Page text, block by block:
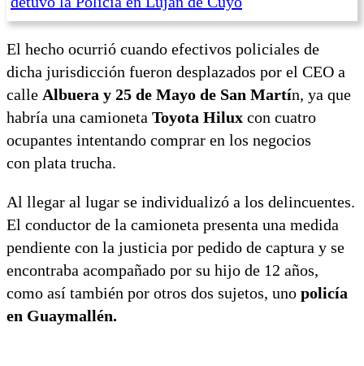
El hecho ocurrió cuando efectivos policiales de
dicha jurisdicción fueron desplazados por el CEO a
calle Albuera y 25 de Mayo de San Martín, ya que
habría una camioneta Toyota Hilux con cuatro
ocupantes intentando comprar en los negocios
con plata trucha.
Al llegar al lugar se individualizó a los delincuentes.
El conductor de la camioneta presenta una medida
pendiente con la justicia por pedido de captura y se
encontraba acompañado por su hijo de 12 años,
como así también por otros dos sujetos, uno policía
en Guaymallén.